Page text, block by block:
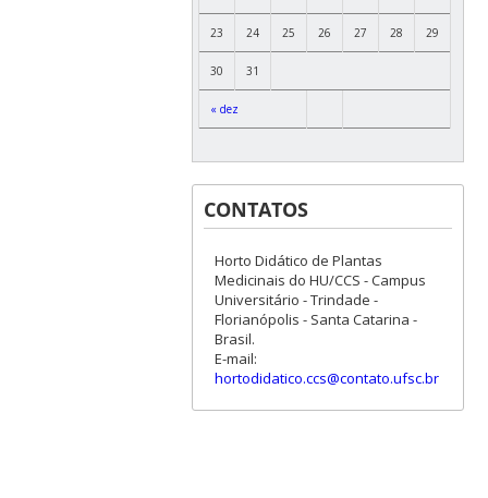
« dez
23 24 25 26 27 28 29
30 31
CONTATOS
Horto Didático de Plantas
Medicinais do HU/CCS - Campus
Universitário - Trindade -
Florianópolis - Santa Catarina -
Brasil.
E-mail:
hortodidatico.ccs@contato.ufsc.br